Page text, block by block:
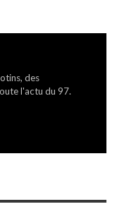
des
l'actu du 97.